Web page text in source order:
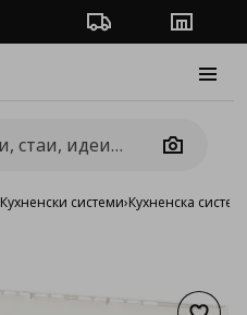
Проследяване на
Camera
Кухненски системи›Кухненска